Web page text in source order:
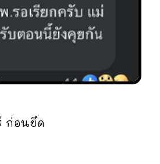
ก่อนยึด